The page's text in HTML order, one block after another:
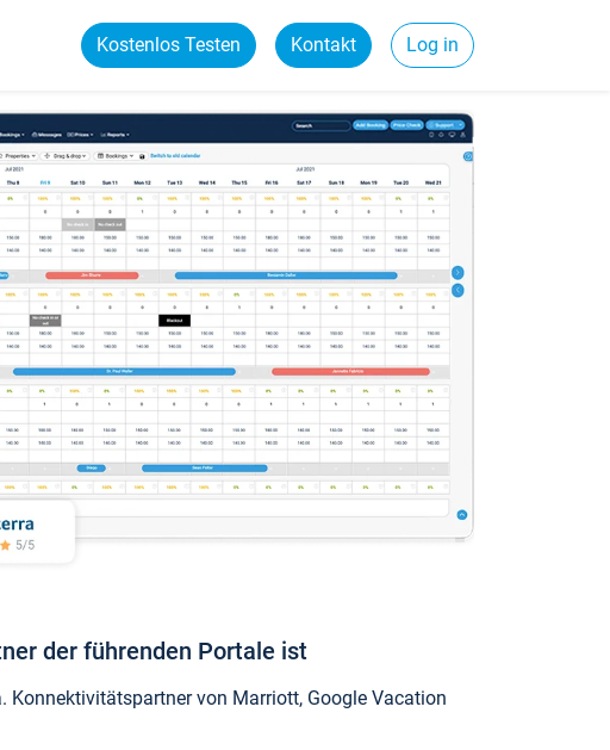
Kostenlos Testen Kontakt Log in
der führenden Portale ist
Konnektivitätspartner von Marriott, Google Vacation